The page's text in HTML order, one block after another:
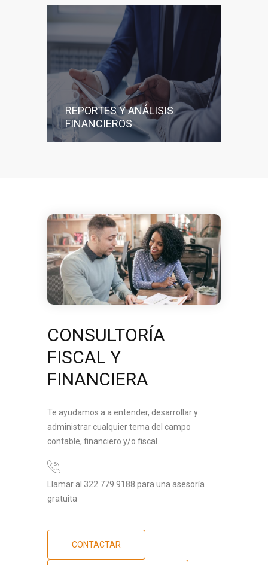
REPORTES Y ANÁLISIS
FINANCIEROS
CONSULTORÍA
FISCAL Y
FINANCIERA
Te ayudamos a a entender, desarrollar y
administrar cualquier tema del campo
contable, financiero y/o fiscal.
Llamar al 322 779 9188 para una asesoría
gratuita
CONTACTAR